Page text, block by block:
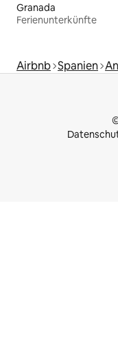
Granada
Ferienunterkünfte
Airbnb Spanien